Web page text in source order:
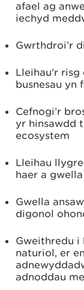
afael ag
iechyd
Gwrthdroi’r
Lleihau'r risg
busnesau yn
Cefnogi’r
yr hinsawdd
ecosystem
Lleihau
haer a
Gwella
digonol
Gweithredu i
naturiol, er
adnoddau